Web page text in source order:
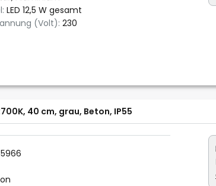
LED 12,5 W gesamt
(Volt): 230
40 cm, grau, Beton, IP55